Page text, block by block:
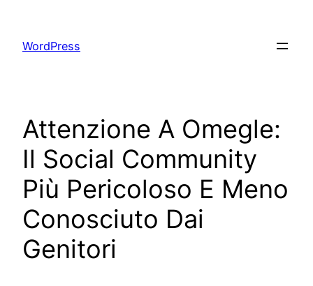
content
WordPress
Attenzione A Omegle:
Il Social Community
Più Pericoloso E Meno
Conosciuto Dai
Genitori